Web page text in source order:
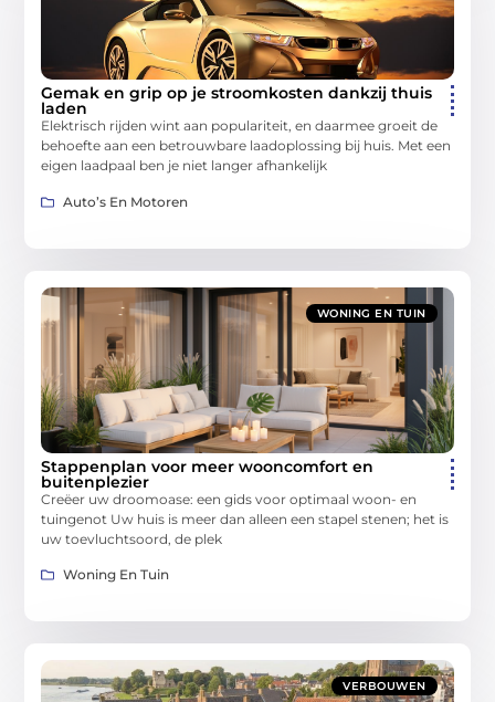
Gemak en grip op je stroomkosten dankzij thuis
laden
Elektrisch rijden wint aan populariteit, en daarmee groeit de
behoefte aan een betrouwbare laadoplossing bij huis. Met een
eigen laadpaal ben je niet langer afhankelijk
Auto’s En Motoren
WONING EN TUIN
Stappenplan voor meer wooncomfort en
buitenplezier
Creëer uw droomoase: een gids voor optimaal woon- en
tuingenot Uw huis is meer dan alleen een stapel stenen; het is
uw toevluchtsoord, de plek
Woning En Tuin
VERBOUWEN